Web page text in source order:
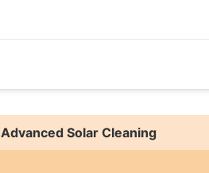
Advanced Solar Cleaning